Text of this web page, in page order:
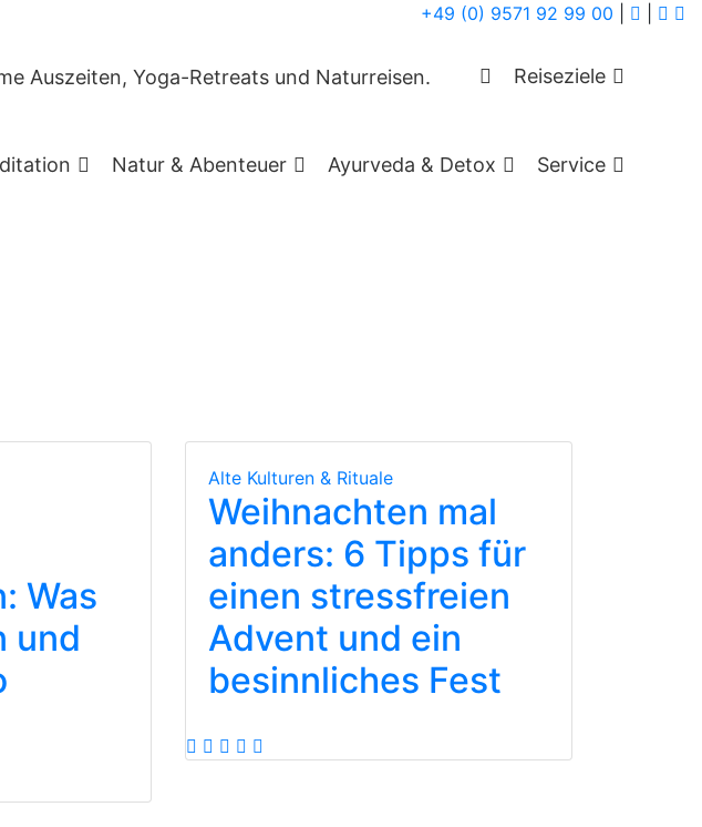
+49 (0) 9571 92 99 00
Reiseziele
Natur & Abenteuer Ayurveda & Detox Service
Was
und
Alte Kulturen & Rituale
Weihnachten mal
anders: 6 Tipps für
einen stressfreien
Advent und ein
besinnliches Fest